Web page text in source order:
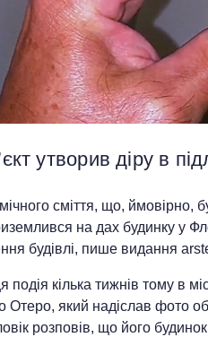
утворив діру в
сміття, що, ймовірно,
на дах будинку у
будівлі, пише видання
подія кілька тижнів тому в
Отеро, який надіслав фото
розповів, що його